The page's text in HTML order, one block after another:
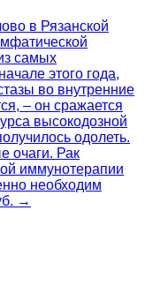
в Рязанской
самых
этого года,
во внутренние
– он сражается
высокодозной
одолеть.
очаги. Рак
иммунотерапии
необходим
→